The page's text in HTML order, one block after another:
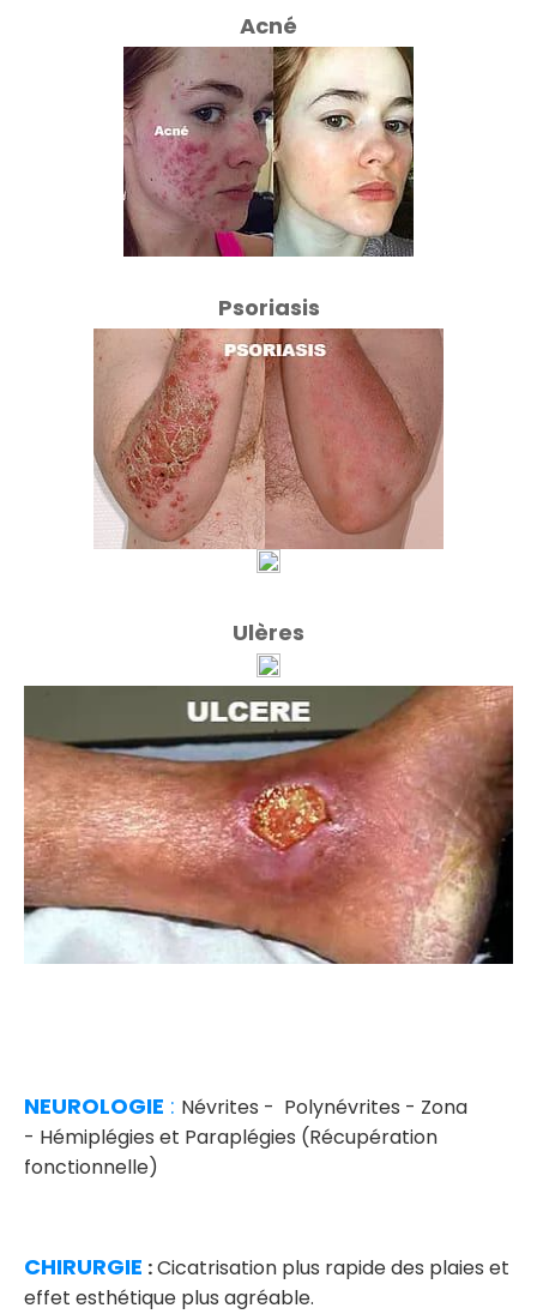
Acné
Psoriasis
Ulères
NEUROLOGIE : Névrites - Polynévrites - Zona
- Hémiplégies et Paraplégies (Récupération
fonctionnelle)
CHIRURGIE :Cicatrisation plus rapide des plaies et
effet esthétique plus agréable.